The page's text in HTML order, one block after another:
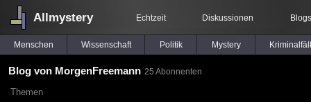
Allmystery Echtzeit Diskussionen Blogs
Menschen Wissenschaft Politik Mystery
Blog von MorgenFreemann 25 Abonnenten
Themen